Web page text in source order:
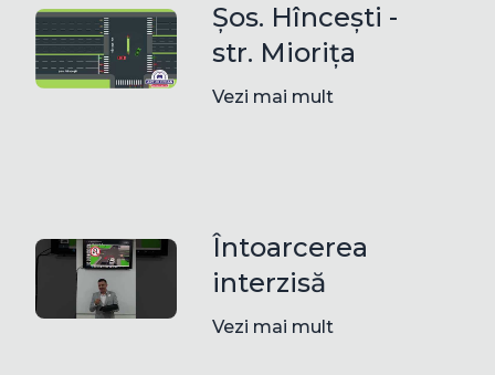
Șos. Hîncești -
str. Miorița
Vezi mai mult
Întoarcerea
interzisă
Vezi mai mult